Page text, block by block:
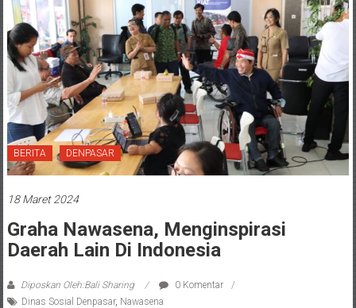
BERITA DENPASAR
18 Maret 2024
Graha Nawasena, Menginspirasi
Daerah Lain Di Indonesia
Diposkan Oleh:Bali Sharing
0 Komentar
Dinas Sosial Denpasar, Nawasena